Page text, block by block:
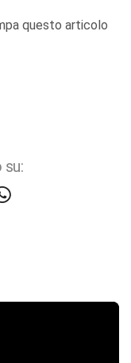
questo articolo
su: